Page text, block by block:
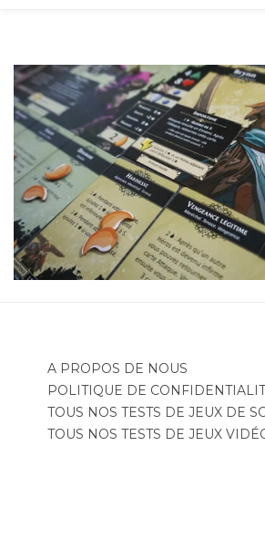
A PROPOS DE NOUS
POLITIQUE DE
TOUS NOS TESTS DE JEUX DE
TOUS NOS TESTS DE JEUX